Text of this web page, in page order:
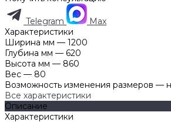
Telegram
Max
Характеристики
Ширина мм — 1200
Глубина мм — 620
Высота мм — 860
Вес — 80
Возможность изменения размеров —
Все характеристики
Описание
Характеристики